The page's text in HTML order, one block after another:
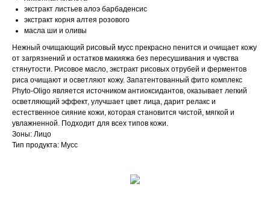
экстракт листьев алоэ барбаденсис
экстракт корня алтея розового
масла ши и оливы
Нежный очищающий рисовый мусс прекрасно пенится и очищает кожу
от загрязнений и остатков макияжа без пересушивания и чувства
стянутости. Рисовое масло, экстракт рисовых отрубей и ферментов
риса очищают и осветляют кожу. Запатентованный фито комплекс
Phyto-Oligo является источником антиоксидантов, оказывает легкий
осветляющий эффект, улучшает цвет лица, дарит релакс и
естественное сияние кожи, которая становится чистой, мягкой и
увлажненной. Подходит для всех типов кожи.
Зоны: Лицо
Тип продукта: Мусс